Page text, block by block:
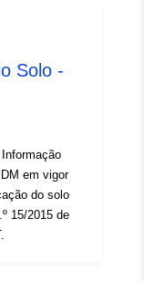
Solo -
em vigor
do solo
15/2015 de